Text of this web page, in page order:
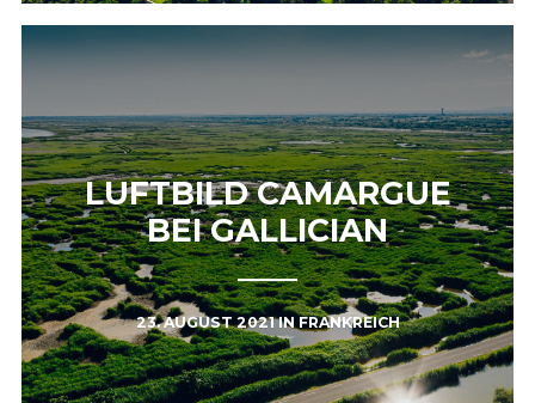
LUFTBILD CAMARGUE
BEI GALLICIAN
23. AUGUST 2021IN FRANKREICH